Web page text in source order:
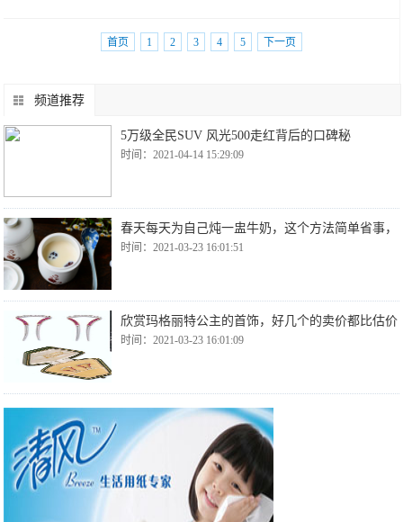
首页 1 2 3 4 5 下一页
频道推荐
5万级全民SUV 风光500走红背后的口碑秘
时间：2021-04-14 15:29:09
春天每天为自己炖一盅牛奶，这个方法简单省事，
时间：2021-03-23 16:01:51
欣赏玛格丽特公主的首饰，好几个的卖价都比估价
时间：2021-03-23 16:01:09